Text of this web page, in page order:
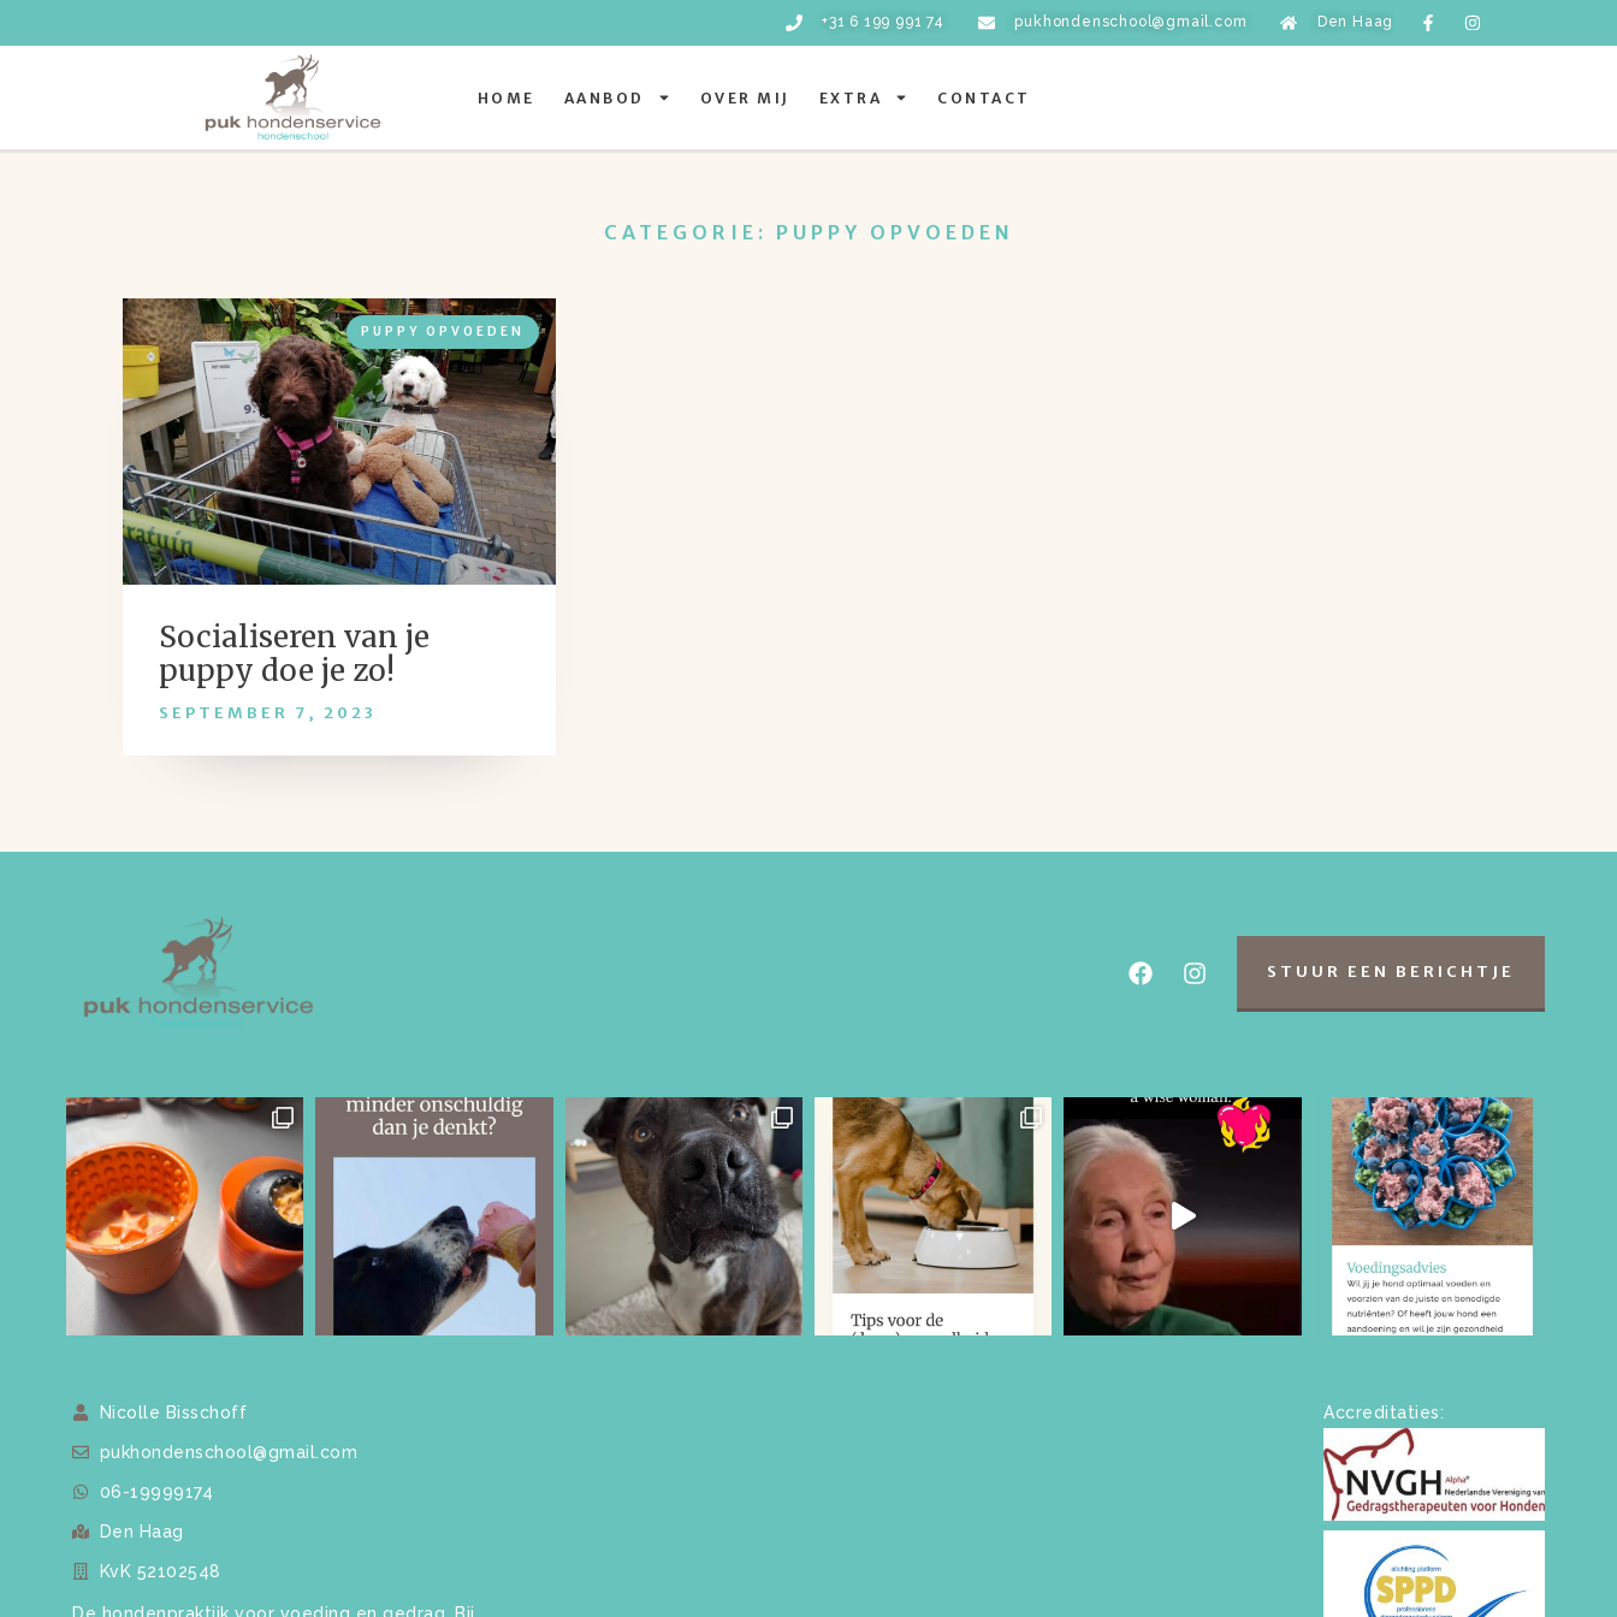
+31 6 199 991 74 pukhondenschool@gmail.com Den Haag
HOME AANBOD OVER MIJ EXTRA CONTACT
CATEGORIE: PUPPY OPVOEDEN
PUPPY OPVOEDEN
Socialiseren van je
puppy doe je zo!
SEPTEMBER 7, 2023
STUUR EEN BERICHTJE
Nicolle Bisschoff
pukhondenschool@gmail.com
06-19999174
Den Haag
KvK 52102548
De hondenpraktijk voor voeding en gedrag. Bij
Accreditaties: